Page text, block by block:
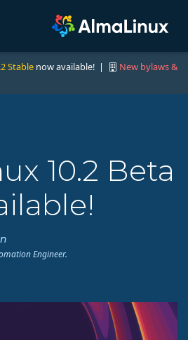
Stable now available! |
New bylaws &
10.2 Beta
Engineer.